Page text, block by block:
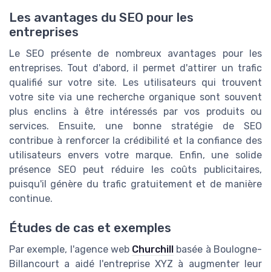
Les avantages du SEO pour les
entreprises
Le SEO présente de nombreux avantages pour les
entreprises. Tout d'abord, il permet d'attirer un trafic
qualifié sur votre site. Les utilisateurs qui trouvent
votre site via une recherche organique sont souvent
plus enclins à être intéressés par vos produits ou
services. Ensuite, une bonne stratégie de SEO
contribue à renforcer la crédibilité et la confiance des
utilisateurs envers votre marque. Enfin, une solide
présence SEO peut réduire les coûts publicitaires,
puisqu'il génère du trafic gratuitement et de manière
continue.
Études de cas et exemples
Par exemple, l'agence web Churchill basée à Boulogne-
Billancourt a aidé l'entreprise XYZ à augmenter leur